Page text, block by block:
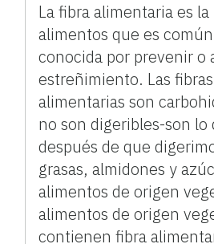
La fibra alimentaria es
alimentos que es
conocida por prevenir o
estreñimiento. Las fibras
alimentarias son
no son digeribles-son lo
después de que
grasas, almidones y
alimentos de origen
alimentos de origen
contienen fibra